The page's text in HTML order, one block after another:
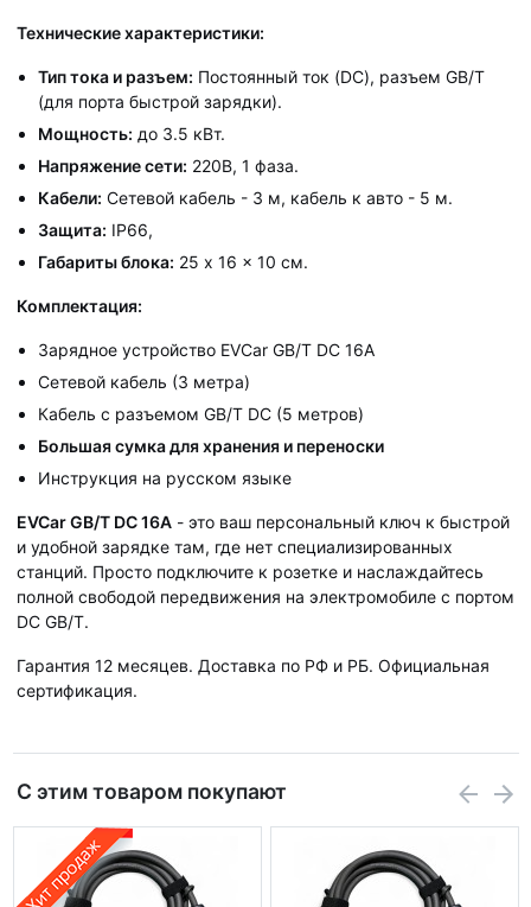
Технические характеристики:
Тип тока и разъем: Постоянный ток (DC), разъем GB/T
(для порта быстрой зарядки).
Мощность: до 3.5 кВт.
Напряжение сети: 220В, 1 фаза.
Кабели: Сетевой кабель - 3 м, кабель к авто - 5 м.
Защита: IP66,
Габариты блока: 25 x 16 x 10 см.
Комплектация:
Зарядное устройство EVCar GB/T DC 16A
Сетевой кабель (3 метра)
Кабель с разъемом GB/T DC (5 метров)
Большая сумка для хранения и переноски
Инструкция на русском языке
EVCar GB/T DC 16A - это ваш персональный ключ к быстрой
и удобной зарядке там, где нет специализированных
станций. Просто подключите к розетке и наслаждайтесь
полной свободой передвижения на электромобиле с портом
DC GB/T.
Гарантия 12 месяцев. Доставка по РФ и РБ. Официальная
сертификация.
С этим товаром покупают